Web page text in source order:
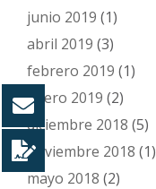
junio 2019 (1)
abril 2019 (3)
febrero 2019 (1)
enero 2019 (2)
diciembre 2018 (5)
noviembre 2018 (1)
mayo 2018 (2)